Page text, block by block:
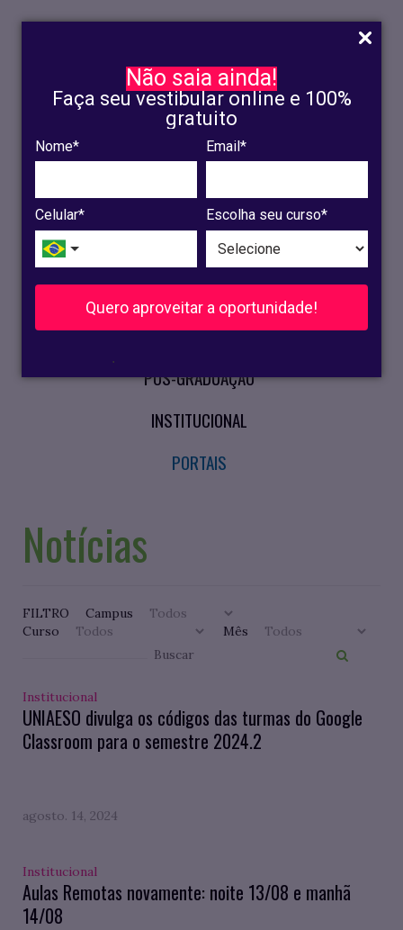
Não saia ainda!
Faça seu vestibular online e 100%
gratuito
Nome* Email*
Celular* Escolha seu curso*
Quero aproveitar a oportunidade!
.
INSCRIÇÃO
OLINDA
RECIFE
VESTIBULAR
CURSOS PRESENCIAIS
PÓS-GRADUAÇÃO
INSTITUCIONAL
PORTAIS
Notícias
FILTRO
Campus
Curso
Mês
Institucional
UNIAESO divulga os códigos das turmas do Google
Classroom para o semestre 2024.2
agosto. 14, 2024
Institucional
Aulas Remotas novamente: noite 13/08 e manhã
14/08